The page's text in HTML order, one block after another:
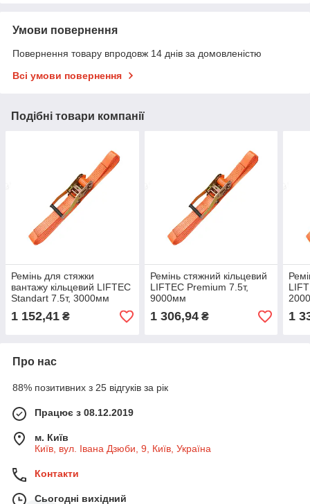
Умови повернення
Повернення товару впродовж 14 днів за домовленістю
Всі умови повернення
Подібні товари компанії
Ремінь для стяжки
вантажу кільцевий LIFTEC
Standart 7.5т, 3000мм
1 152,41 ₴
Ремінь стяжний кільцевий
LIFTEC Premium 7.5т,
9000мм
1 306,94₴ 1
Про нас
88% позитивних з 25 відгуків за рік
Працює з 08.12.2019
м. Київ
Київ, вул. Івана Дзюби, 9, Київ, Україна
Контакти
Сьогодні вихідний